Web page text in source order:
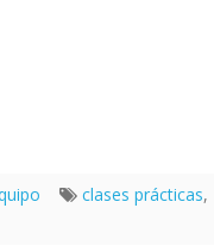
clases prácticas,